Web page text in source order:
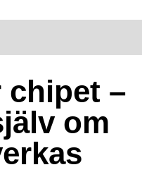
chipet –
om